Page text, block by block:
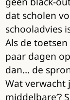
dat scholen
schooladvies
Als de
paar dagen
dan… de
Wat verwacht
middelbare’?